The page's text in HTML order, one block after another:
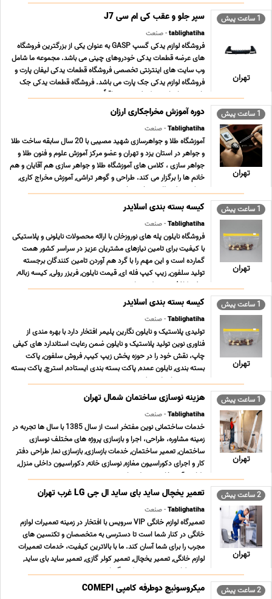
1 ساعت پیش
تهران
سپر جلو و عقب کی ام سی J7
tablighatiha- صنعت
فروشگاه لوازم یدکی گسپ GASP به عنوان یکی از بزرگترین فروشگاه
های عرضه قطعات یدکی خودروهای چینی می باشد. مجموعه ما شامل
وب سایت های اینترنتی تخصصی فروشگاه قطعات یدکی لیفان پارت و
فروشگاه لوازم یدکی جک پارت می باشد. فروشگاه قطعات یدکی جک
پارت همراه با رشد تکنولوژی و متعاقباً سرعت ت ... ...
1 ساعت پیش
تهران
دوره آموزش مخراجکاری ارزان
Tablighatiha- صنعت
آموزشگاه طلا و جواهرسازی شهید مصیبی با 20 سال سابقه ساخت طلا
و جواهر در استان یزد و تهران و عضو مرکز آموزش علوم و فنون طلا و
جواهر سازى ، کلاس هاى آموزشگاه طلا و جواهر سازى هم آقایان و هم
خانم ها را برگزار می کند. طراحى و گوهر تراشی, آموزش مخراج کاری,
مدرک دیپلم طلا و جواهر سازی ... ...
1 ساعت پیش
تهران
کیسه بسته بندی اسلایدر
Tablighatiha- صنعت
فروشگاه نایلون پله های نوروزخان با ارائه محصولات نایلونی و پلاستیکی
با کیفیت برای تامین نیازهای مشتریان عزیز در سراسر کشور همت
گمارده است و این مهم را با گرد هم آوردن تامین کنندگان برجسته
تولید سلفون, زیپ کیپ فله ای, قیمت نایلون, فریزر رولی, کیسه زباله,
سفره کاغذی, زیپ کیپ پلاستی ... ...
1 ساعت پیش
تهران
کیسه بسته بندی اسلایدر
Tablighatiha- صنعت
تولیدی پلاستیک و نایلون نگارین پلیمر افتخار دارد با بهره مندی از
فناوری نوین تولید پلاستیک و نایلون ضمن رعایت استاندارد های کیفی
چاپ، نقش خود را در حوزه پخش زیپ کیپ, فروش سلفون, پاکت
بسته بندی, نایلون عمده, پاکت بسته بندی ایستاده, استرچ, پاکت بسته
بندی زیپ دار, پلاستیک بسته بندی ... ...
1 ساعت پیش
تهران
هزینه نوسازی ساختمان شمال تهران
Tablighatiha- صنعت
خدمات ساختمانی نوین مفتخر است از سال 1385 با سال ها تجربه در
زمینه مشاوره، طراحی، اجرا و بازسازی پروژه های مختلف نوسازی
ساختمان, تعمیر ساختمان, خدمات بازسازی, بازسازی نما, طراحی دفتر
کار و اجرای دکوراسیون مغازه, نوسازی خانه, دکوراسیون داخلی منزل,
طراحی آشپزخانه, محوطه سازی و نصب ... ...
2 ساعت پیش
تهران
تعمیر یخچال ساید بای ساید ال جی LG غرب تهران
Tablighatiha- صنعت
تعمیرگاه لوازم خانگی VIP سرویس با افتخار در زمینه تعمیرات لوازم
خانگی در کنار شما است تا دسترسی به متخصصان و تکنسین های
مجرب را برای شما آسان کند. ما با بالاترین کیفیت، خدمات تعمیرات
لوازم خانگی, تعمیر یخچال, تعمیر کولر گازی, تعمیر ساید بای ساید,
تعمیر لباسشویی, تعمیر پکیج گرمایش ... ...
2 ساعت پیش میکروسوئیچ دوطرفه کامپی COMEPI